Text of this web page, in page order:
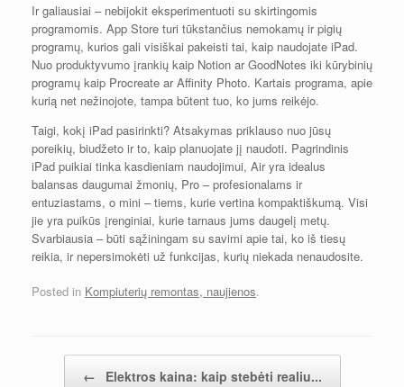
Ir galiausiai – nebijokit eksperimentuoti su skirtingomis
programomis. App Store turi tūkstančius nemokamų ir pigių
programų, kurios gali visiškai pakeisti tai, kaip naudojate iPad.
Nuo produktyvumo įrankių kaip Notion ar GoodNotes iki kūrybinių
programų kaip Procreate ar Affinity Photo. Kartais programa, apie
kurią net nežinojote, tampa būtent tuo, ko jums reikėjo.
Taigi, kokį iPad pasirinkti? Atsakymas priklauso nuo jūsų
poreikių, biudžeto ir to, kaip planuojate jį naudoti. Pagrindinis
iPad puikiai tinka kasdieniam naudojimui, Air yra idealus
balansas daugumai žmonių, Pro – profesionalams ir
entuziastams, o mini – tiems, kurie vertina kompaktiškumą. Visi
jie yra puikūs įrenginiai, kurie tarnaus jums daugelį metų.
Svarbiausia – būti sąžiningam su savimi apie tai, ko iš tiesų
reikia, ir nepersimokėti už funkcijas, kurių niekada nenaudosite.
Posted in Kompiuterių remontas, naujienos.
← Elektros kaina: kaip stebėti realiu...